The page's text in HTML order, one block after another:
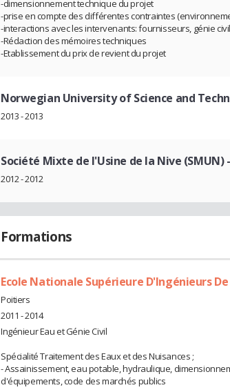
-dimensionnement technique du projet
-prise en compte des différentes contraintes
-interactions avec les intervenants: fournisseurs, génie
-Rédaction des mémoires techniques
-Etablissement du prix de revient du projet
Norwegian University of Science and
2013 - 2013
Société Mixte de l'Usine de la Nive (SMUN)
2012 - 2012
Formations
Ecole Nationale Supérieure D'Ingénieurs
Poitiers
2011 - 2014
Ingénieur Eau et Génie Civil
Spécialité Traitement des Eaux et des Nuisances ;
- Assainissement, eau potable, hydraulique,
d'équipements, code des marchés publics